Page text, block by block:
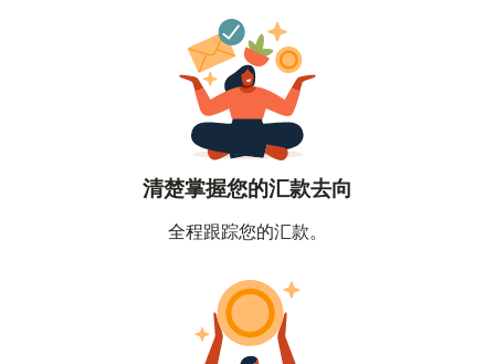
清楚掌握您的汇款去向
全程跟踪您的汇款。